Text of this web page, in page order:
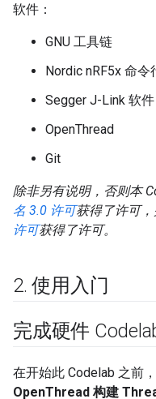
软件：
GNU 工具链
Nordic nRF5x 命令
Segger J-Link 软件
OpenThread
Git
除非另有说明，否则本
名 3.0 许可获得了许可
许可获得了许可。
2. 使用入门
完成硬件
在开始此 Codelab 之前
OpenThread 构建